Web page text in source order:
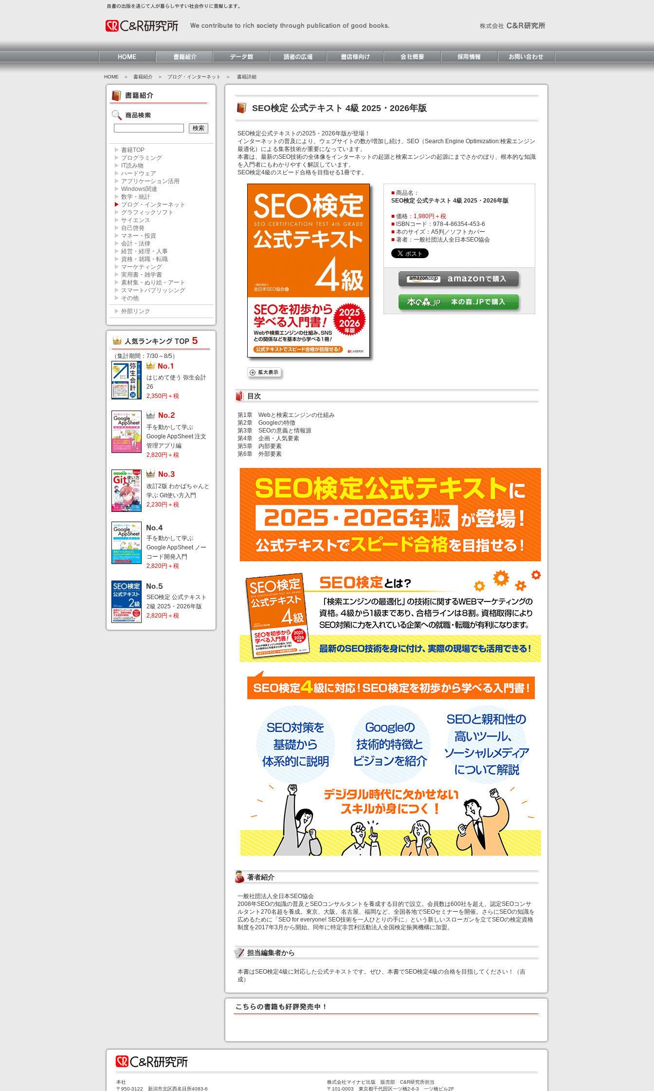
HOME ＞ 書籍紹介 ＞ ブログ・インターネット ＞ 書籍詳細
▶ 書籍TOP
▶ プログラミング
▶
IT読み物
▶ ハードウェア
▶ アプリケーション活用
▶ Windows関連
▶ 数学・統計
▶ ブログ・インターネット
▶ グラフィックソフト
▶ サイエンス
▶ 自己啓発
▶ マネー・投資
▶ 会計・法律
▶ 経営・経理・人事
▶ 資格・就職・転職
▶ マーケティング
▶ 実用書・雑学書
▶ 素材集・ぬり絵・アート
▶ スマートパブリッシング
▶ その他
▶ 外部リンク
（集計期間：7/30～8/5）
はじめて使う 弥生会計
26
2,350円＋税
手を動かして学ぶ
Google AppSheet 注文
管理アプリ編
2,820円＋税
改訂2版 わかばちゃんと
学ぶ Git使い方入門
2,230円＋税
手を動かして学ぶ
Google AppSheet ノー
コード開発入門
2,820円＋税
SEO検定 公式テキスト
2級 2025・2026年版
2,820円＋税
SEO検定 公式テキスト 4級 2025・2026年版
SEO検定公式テキストの2025・2026年版が登場！
インターネットの普及により、ウェブサイトの数が増加し続け、SEO（Search Engine Optimization:検索エンジン
最適化）による集客技術が重要になっています。
本書は、最新のSEO技術の全体像をインターネットの起源と検索エンジンの起源にまでさかのぼり、根本的な知識
を入門者にもわかりやすく解説しています。
SEO検定4級のスピード合格を目指せる1冊です。
■商品名：
SEO検定 公式テキスト 4級 2025・2026年版
■価格： 1,980円＋税
■ISBNコード：978-4-86354-453-6
■本のサイズ：A5判／ソフトカバー
■著者：一般社団法人全日本SEO協会
目次
第1章 Webと検索エンジンの仕組み
第2章 Googleの特徴
第3章 SEOの意義と情報源
第4章 企画・人気要素
第5章 内部要素
第6章 外部要素
著者紹介
一般社団法人全日本SEO協会
2008年SEOの知識の普及とSEOコンサルタントを養成する目的で設立。会員数は600社を超え、認定SEOコンサ
ルタント270名超を養成。東京、大阪、名古屋、福岡など、全国各地でSEOセミナーを開催。さらにSEOの知識を
広めるために「SEO for everyone! SEO技術を一人ひとりの手に」という新しいスローガンを立てSEOの検定資格
制度を2017年3月から開始。同年に特定非営利活動法人全国検定振興機構に加盟。
担当編集者から
本書はSEO検定4級に対応した公式テキストです。ぜひ、本書でSEO検定4級の合格を目指してください！（吉
成）
本社
〒950-3122 新潟市北区西名目所4083-6
株式会社マイナビ出版 販売部 C&R研究所担当
〒101-0003 東京都千代田区一ツ橋2-6-3 一ツ橋ビル2F